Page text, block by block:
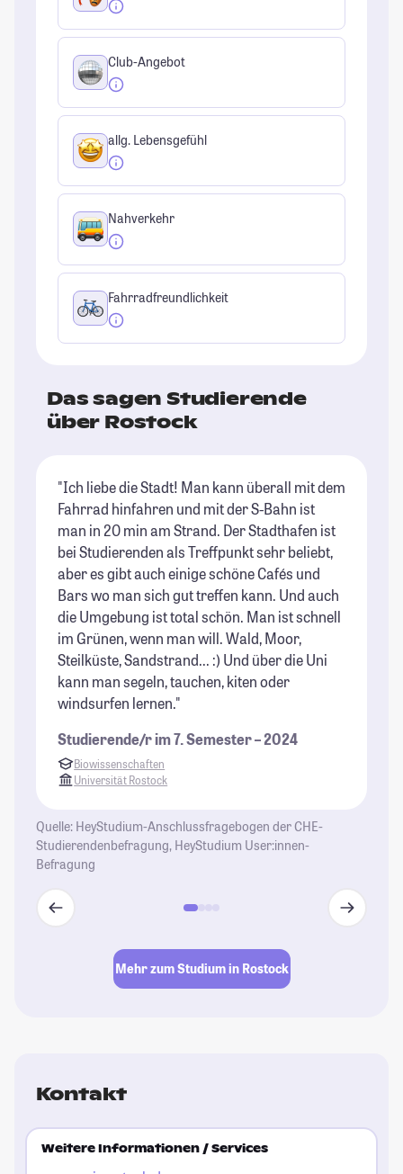
Club-Angebot
allg. Lebensgefühl
Nahverkehr
Fahrradfreundlichkeit
Das sagen Studierende
über Rostock
"Ich liebe die Stadt! Man kann überall mit dem
Fahrrad hinfahren und mit der S-Bahn ist
man in 20 min am Strand. Der Stadthafen ist
bei Studierenden als Treffpunkt sehr beliebt,
aber es gibt auch einige schöne Cafés und
Bars wo man sich gut treffen kann. Und auch
die Umgebung ist total schön. Man ist schnell
im Grünen, wenn man will. Wald, Moor,
Steilküste, Sandstrand... :) Und über die Uni
kann man segeln, tauchen, kiten oder
windsurfen lernen."
Studierende/r im 7. Semester – 2024
Biowissenschaften
Universität Rostock
Quelle: HeyStudium-Anschlussfragebogen der CHE-
Studierendenbefragung, HeyStudium User:innen-
Befragung
Mehr zum Studium in Rostock
Kontakt
Weitere Informationen / Services